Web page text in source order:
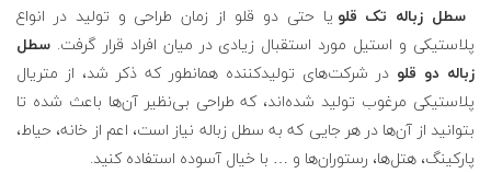
سطل زباله تک قلو یا حتی دو قلو از زمان طراحی و تولید در انواع
پلاستیکی و استیل مورد استقبال زیادی در میان افراد قرار گرفت. سطل
زباله دو قلو در شرکت‌های تولیدکننده همانطور که ذکر شد، از متریال
پلاستیکی مرغوب تولید شده‌اند، که طراحی بی‌نظیر آن‌ها باعث شده تا
بتوانید از آن‌ها در هر جایی که به سطل زباله نیاز است، اعم از خانه‌، حیاط،
پارکینگ، هتل‌ها، رستوران‌ها و … با خیال آسوده استفاده کنید.